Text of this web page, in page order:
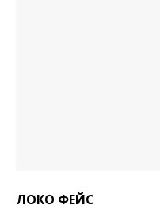
ЛОКО ФЕЙС